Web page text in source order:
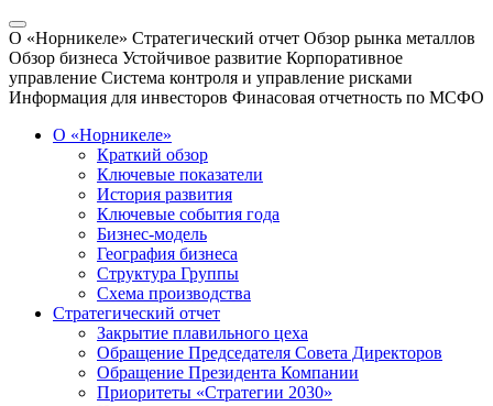
О «Норникеле» Стратегический отчет Обзор рынка металлов
Обзор бизнеса Устойчивое развитие Корпоративное
управление Система контроля и управление рисками
Информация для инвесторов Финасовая отчетность по МСФО
О «Норникеле»
Краткий обзор
Ключевые показатели
История развития
Ключевые события года
Бизнес-модель
География бизнеса
Структура Группы
Схема производства
Стратегический отчет
Закрытие плавильного цеха
Обращение Председателя Совета Директоров
Обращение Президента Компании
Приоритеты «Стратегии 2030»